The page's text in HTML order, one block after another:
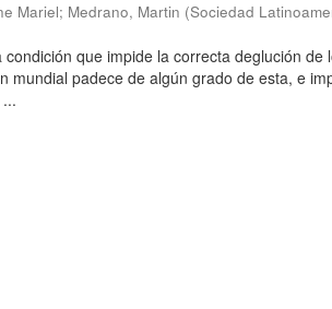
Mariel; Medrano, Martin (Sociedad
que impide la correcta deglución de
mundial padece de algún grado de esta, e